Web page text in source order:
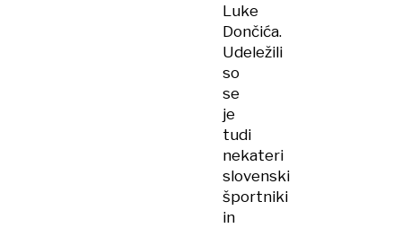
Luke
Dončića.
Udeležili
so
se
je
tudi
nekateri
slovenski
športniki
in